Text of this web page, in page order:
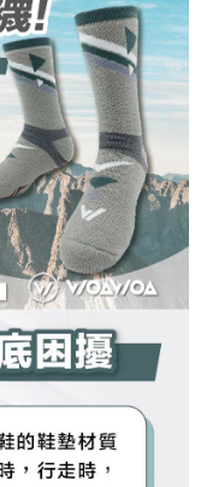
度並採取法律行動。